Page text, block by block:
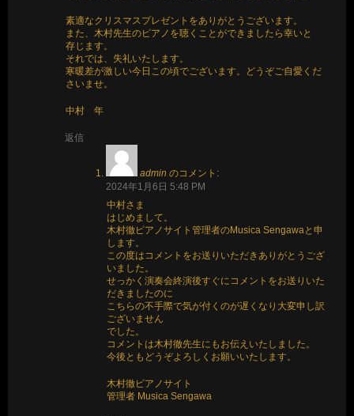
素適なクリスマスプレゼントをありがとうございます。
また、木村先生のピアノを聴くことができましたら幸いと
存じます。
それでは、失礼いたします。
寒暖差が激しい今日この頃でございます。どうぞご自愛くだ
さいませ。
中村 年
返信
admin のコメント:
2024年1月6日 5:48 PM
中村さま
はじめまして。
木村徹ピアノサイト管理者のMusica Sengawaと申
します。
この度はコメントをお送りいただきありがとうござ
いました。
せっかく演奏会終演後すぐにコメントをお送りいた
だきましたのに
こちらの不手際で気が付くのが遅くなり大変申し訳
ございません
でした。
コメントは木村徹先生にもお伝えいたしました。
今後ともどうぞよろしくお願いいたします。
木村徹ピアノサイト
管理者 Musica Sengawa